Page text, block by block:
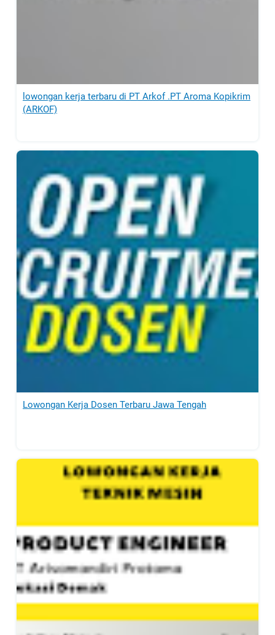
lowongan kerja terbaru di PT Arkof .PT Aroma Kopikrim
(ARKOF)
Lowongan Kerja Dosen Terbaru Jawa Tengah